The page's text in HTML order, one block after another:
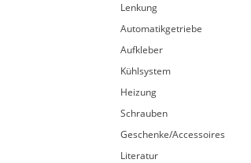
Lenkung
Automatikgetriebe
Aufkleber
Kühlsystem
Heizung
Schrauben
Geschenke/Accessoires
Literatur